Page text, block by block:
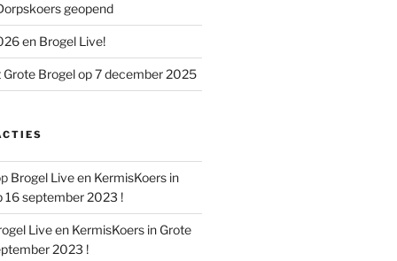
geopend
en Brogel Live!
Brogel op 7 december 2025
Brogel Live en KermisKoers in
16 september 2023 !
Live en KermisKoers in Grote
2023 !